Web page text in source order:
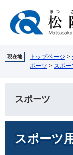
へ
現在地 トップページ >
ポーツ > スポー
スポーツ
スポーツ